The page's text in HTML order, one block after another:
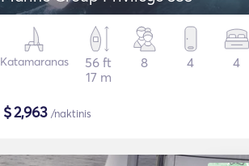
Katamaranas
56 ft
17 m
8 4 4
$2,963 /naktinis